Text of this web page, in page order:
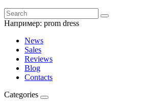
Например: prom dress
News
Sales
Reviews
Blog
Contacts
Categories